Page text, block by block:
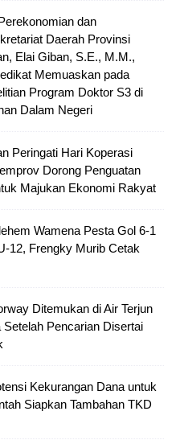
dan
Daerah Provinsi
Elai Giban, S.E., M.M.,
Memuaskan pada
Program Doktor S3 di
Dalam Negeri
Peringati Hari Koperasi
Dorong Penguatan
Majukan Ekonomi Rakyat
Wamena Pesta Gol 6-1
12, Frengky Murib Cetak
Ditemukan di Air Terjun
Setelah Pencarian Disertai
Kekurangan Dana untuk
Siapkan Tambahan TKD